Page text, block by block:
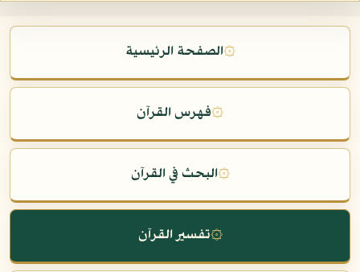
۞الصفحة الرئيسية
۞فهرس القرآن
۞البحث في القرآن
۞تفسير القرآن